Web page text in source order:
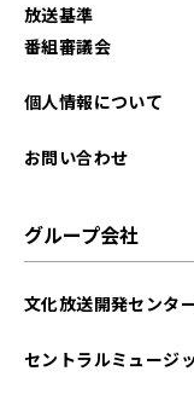
放送基準
番組審議会
個人情報について
お問い合わせ
グループ会社
文化放送開発センタ
セントラルミュージ